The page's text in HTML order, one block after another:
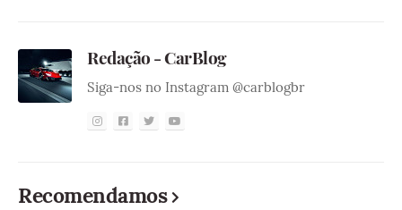
Redação - CarBlog
Siga-nos no Instagram @carblogbr
Recomendamos